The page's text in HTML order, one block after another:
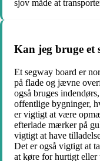
sjov måde at
Kan jeg bruge et
Et segway board er
på flade og jævne
også bruges
offentlige bygninger,
er vigtigt at være
efterlade mærker på
vigtigt at have
Det er også vigtigt at
at køre for hurtigt eller